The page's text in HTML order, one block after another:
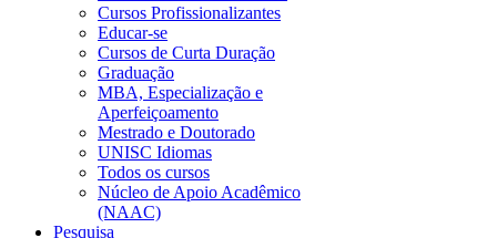
Cursos Profissionalizantes
Educar-se
Cursos de Curta Duração
Graduação
MBA, Especialização e
Aperfeiçoamento
Mestrado e Doutorado
UNISC Idiomas
Todos os cursos
Núcleo de Apoio Acadêmico
(NAAC)
Pesquisa